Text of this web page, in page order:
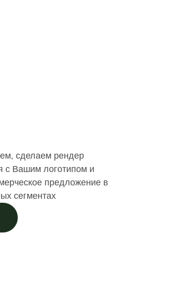
сделаем рендер
с Вашим логотипом и
предложение в
сегментах